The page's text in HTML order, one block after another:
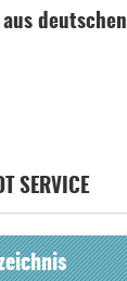
deutschen
SERVICE